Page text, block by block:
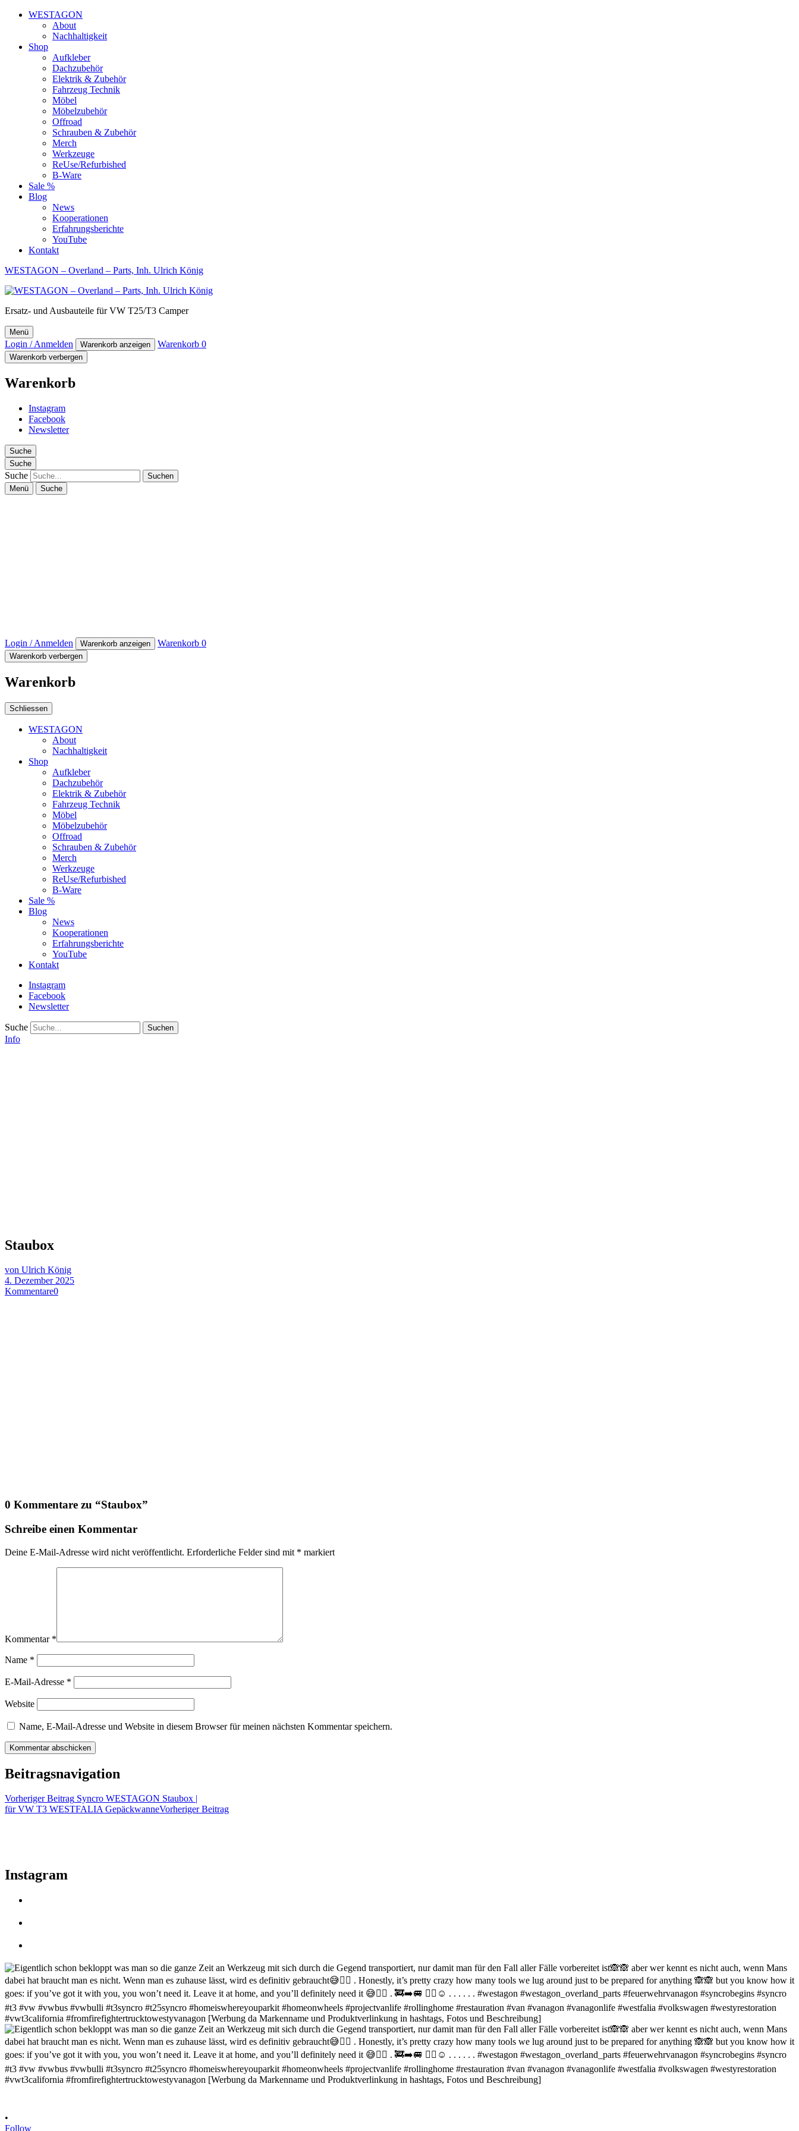
WESTAGON
About
Nachhaltigkeit
Shop
Aufkleber
Dachzubehör
Elektrik & Zubehör
Fahrzeug Technik
Möbel
Möbelzubehör
Offroad
Schrauben & Zubehör
Merch
Werkzeuge
ReUse/Refurbished
B-Ware
Sale %
Blog
News
Kooperationen
Erfahrungsberichte
YouTube
Kontakt
WESTAGON – Overland – Parts, Inh. Ulrich König
Ersatz- und Ausbauteile für VW T25/T3 Camper
Menü
Login / Anmelden Warenkorb anzeigen Warenkorb 0
Warenkorb verbergen
Warenkorb
Instagram
Facebook
Newsletter
Suche
Suche
Suche
Menü Suche
Login / Anmelden Warenkorb anzeigen Warenkorb 0
Warenkorb verbergen
Warenkorb
Schliessen
WESTAGON
About
Nachhaltigkeit
Shop
Aufkleber
Dachzubehör
Elektrik & Zubehör
Fahrzeug Technik
Möbel
Möbelzubehör
Offroad
Schrauben & Zubehör
Merch
Werkzeuge
ReUse/Refurbished
B-Ware
Sale %
Blog
News
Kooperationen
Erfahrungsberichte
YouTube
Kontakt
Instagram
Facebook
Newsletter
Suche
Info
Staubox
von Ulrich König
4. Dezember 2025
Kommentare0
0 Kommentare zu “Staubox”
Schreibe einen Kommentar
Deine E-Mail-Adresse wird nicht veröffentlicht. Erforderliche Felder sind mit * markiert
Kommentar *
Name *
E-Mail-Adresse *
Website
Name, E-Mail-Adresse und Website in diesem Browser für meinen nächsten Kommentar speichern.
Beitragsnavigation
Vorheriger Beitrag Syncro WESTAGON Staubox |
für VW T3 WESTFALIA GepäckwanneVorheriger Beitrag
Instagram
•
Follow